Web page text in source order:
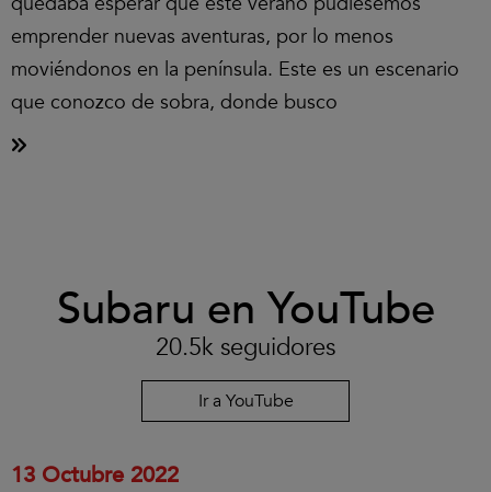
emprender nuevas aventuras, por lo menos
moviéndonos en la península. Este es un escenario
que conozco de sobra, donde busco
Subaru en YouTube
20.5k seguidores
Ir a YouTube
aceptar
13 Octubre 2022